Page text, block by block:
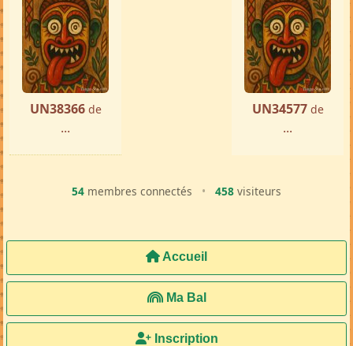
UN38366 de
...
UN34577 de
...
54 membres connectés • 458 visiteurs
Accueil
Ma Bal
Inscription